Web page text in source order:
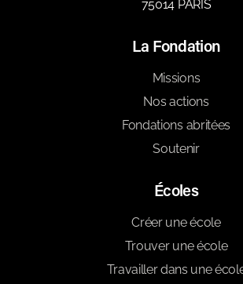
75014 PARIS
La Fondation
Missions
Nos actions
Fondations abritées
Soutenir
Écoles
Créer une école
Trouver une école
Travailler dans une